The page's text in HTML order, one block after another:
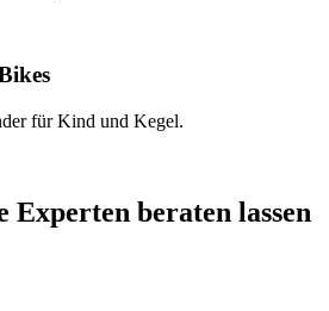
für Kind und Kegel.
Experten beraten lassen